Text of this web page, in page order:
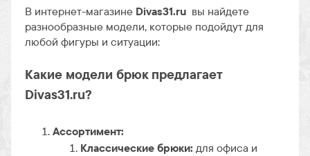
В интернет-магазине Divas31.ru вы найдете
разнообразные модели, которые подойдут для
любой фигуры и ситуации:
Какие модели брюк предлагает
Divas31.ru?
Ассортимент:
Классические брюки: для офиса и